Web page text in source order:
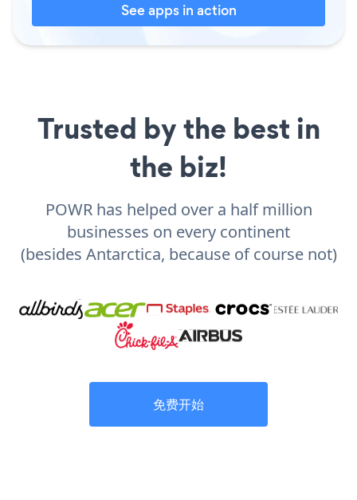
See apps in action
Trusted by the best in
the biz!
POWR has helped over a half million
businesses on every continent
(besides Antarctica, because of course not)
免费开始